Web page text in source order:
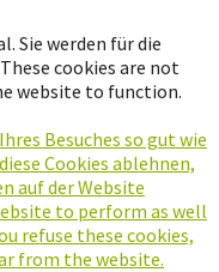
Sie werden für die
cookies are not
website to function.
Besuches so gut wie
Cookies ablehnen,
auf der Website
to perform as well
refuse these cookies,
from the website.